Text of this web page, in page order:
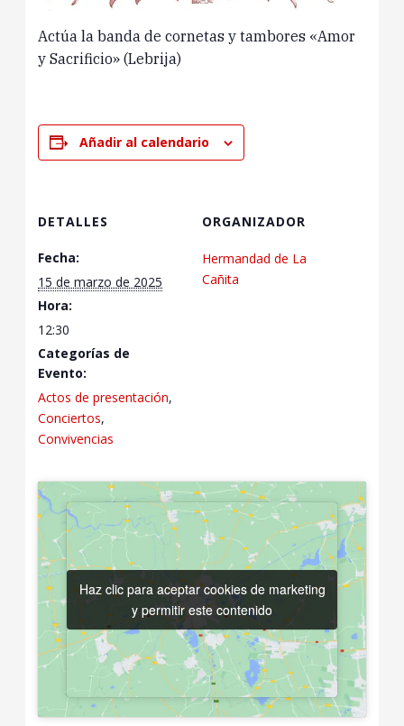
Actúa la banda de cornetas y tambores «Amor
y Sacrificio» (Lebrija)
Añadir al calendario
DETALLES
Fecha:
15 de marzo de 2025
Hora:
12:30
Categorías de
Evento:
Actos de presentación,
Conciertos,
Convivencias
ORGANIZADOR
Hermandad de La
Cañita
Haz clic para aceptar cookies de marketing
y permitir este contenido
Haz clic para aceptar cookies de marketing
y permitir este contenido